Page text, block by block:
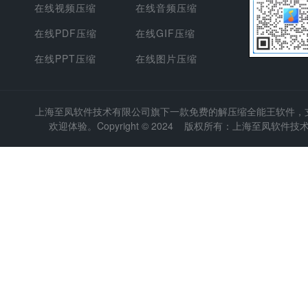
在线视频压缩
在线PDF压缩
在线PPT压缩
在线音频压缩
在线GIF压缩
在线图片压缩
上海至凤软件技术有限公司旗下一款免费的解压缩全能王软件
欢迎体验。Copyright © 2024 版权所有：上海至凤软件技